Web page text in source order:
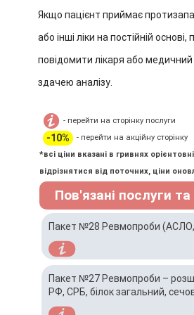
Якщо пацієнт приймає
або інші ліки на постійній основі,
повідомити лікаря або
здачею аналізу.
- перейти на сторінку послуги
-10%
- перейти на акційну сторінку
*всі ціни вказані в гривнях
відрізнятися від поточних, ціни
Пов'язані послуги та
Пакет №28 Ревмопроби
Пакет №27 Ревмопроби – розширений (АСЛО,
РФ, СРБ, білок загальний,